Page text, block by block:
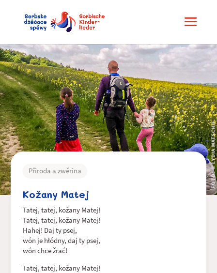
FOTO: © LYDIA MATSCHIE
Přiroda a zwěrina
Kožany Matej
Tatej, tatej, kožany Matej!
Tatej, tatej, kožany Matej!
Hahej! Daj ty psej,
wón je hłódny, daj ty psej,
wón chce žrać!
Tatej, tatej, kožany Matej!